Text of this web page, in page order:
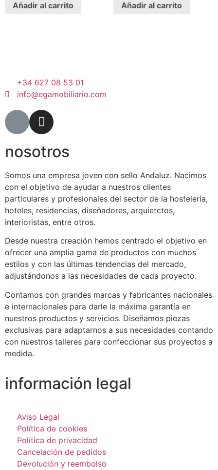
Añadir al carrito Añadir al carrito
+34 627 08 53 01
info@egamobiliario.com
nosotros
Somos una empresa joven con sello Andaluz. Nacimos
con el objetivo de ayudar a nuestros clientes
particulares y profesionales del sector de la hostelería,
hoteles, residencias, diseñadores, arquietctos,
interioristas, entre otros.
Desde nuestra creación hemos centrado el objetivo en
ofrecer una amplia gama de productos con muchos
estilos y con las últimas tendencias del mercado,
adjustándonos a las necesidades de cada proyecto.
Contamos con grandes marcas y fabricantes nacionales
e internacionales para darle la máxima garantía en
nuestros productos y servicios. Diseñamos piezas
exclusivas para adaptarnos a sus necesidades contando
con nuestros talleres para confeccionar sus proyectos a
medida.
información legal
Aviso Legal
Política de cookies
Política de privacidad
Cancelación de pedidos
Devolución y reembolso